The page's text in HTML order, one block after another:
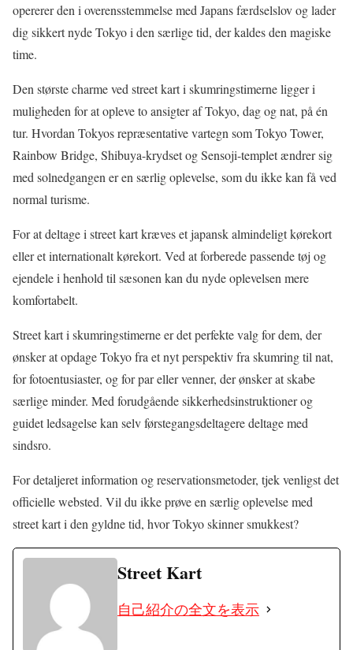
opererer den i overensstemmelse med Japans færdselslov og lader
dig sikkert nyde Tokyo i den særlige tid, der kaldes den magiske
time.
Den største charme ved street kart i skumringstimerne ligger i
muligheden for at opleve to ansigter af Tokyo, dag og nat, på én
tur. Hvordan Tokyos repræsentative vartegn som Tokyo Tower,
Rainbow Bridge, Shibuya-krydset og Sensoji-templet ændrer sig
med solnedgangen er en særlig oplevelse, som du ikke kan få ved
normal turisme.
For at deltage i street kart kræves et japansk almindeligt kørekort
eller et internationalt kørekort. Ved at forberede passende tøj og
ejendele i henhold til sæsonen kan du nyde oplevelsen mere
komfortabelt.
Street kart i skumringstimerne er det perfekte valg for dem, der
ønsker at opdage Tokyo fra et nyt perspektiv fra skumring til nat,
for fotoentusiaster, og for par eller venner, der ønsker at skabe
særlige minder. Med forudgående sikkerhedsinstruktioner og
guidet ledsagelse kan selv førstegangsdeltagere deltage med
sindsro.
For detaljeret information og reservationsmetoder, tjek venligst det
officielle websted. Vil du ikke prøve en særlig oplevelse med
street kart i den gyldne tid, hvor Tokyo skinner smukkest?
Street Kart
自己紹介の全文を表示